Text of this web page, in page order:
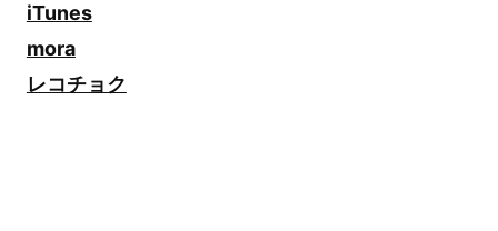
iTunes
mora
レコチョク